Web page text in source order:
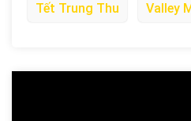
Tết Trung Thu Valley